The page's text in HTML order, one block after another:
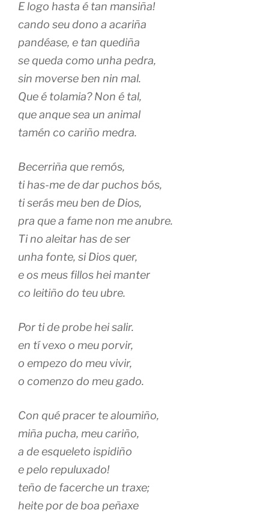
E logo hasta é tan mansiña!
cando seu dono a acariña
pandéase, e tan quediña
se queda como unha pedra,
sin moverse ben nin mal.
Que é tolamia? Non é tal,
que anque sea un animal
tamén co cariño medra.
Becerriña que remós,
ti has-me de dar puchos bós,
ti serás meu ben de Dios,
pra que a fame non me anubre.
Ti no aleitar has de ser
unha fonte, si Dios quer,
e os meus fillos hei manter
co leitiño do teu ubre.
Por ti de probe hei salir.
en tí vexo o meu porvir,
o empezo do meu vivir,
o comenzo do meu gado.
Con qué pracer te aloumiño,
miña pucha, meu cariño,
a de esqueleto ispidiño
e pelo repuluxado!
teño de facerche un traxe;
heite por de boa peñaxe